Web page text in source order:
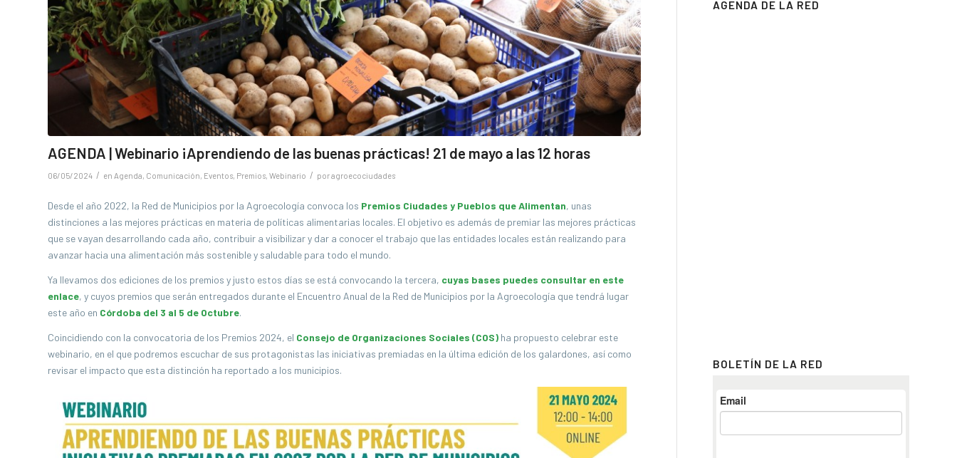
AGENDA | Webinario ¡Aprendiendo de las buenas prácticas! 21 de mayo a las 12 horas
06/05/2024 / en Agenda Comunicación Eventos Premios Webinario / poragroecociudades
Desde el año 2022, la Red de Municipios por la Agroecología convoca los Premios Ciudades y Pueblos que Alimentan, unas
distinciones a las mejores prácticas en materia de políticas alimentarias locales. El objetivo es además de premiar las mejores prácticas
que se vayan desarrollando cada año, contribuir a visibilizar y dar a conocer el trabajo que las entidades locales están realizando para
avanzar hacia una alimentación más sostenible y saludable para todo el mundo.
Ya llevamos dos ediciones de los premios y justo estos días se está convocando la tercera, cuyas bases puedes consultar en este
enlace, y cuyos premios que serán entregados durante el Encuentro Anual de la Red de Municipios por la Agroecología que tendrá lugar
este año en Córdoba del 3 al 5 de Octubre.
Coincidiendo con la convocatoria de los Premios 2024, el Consejo de Organizaciones Sociales (COS) ha propuesto celebrar este
webinario, en el que podremos escuchar de sus protagonistas las iniciativas premiadas en la última edición de los galardones, así como
revisar el impacto que esta distinción ha reportado a los municipios.
AGENDA DE LA RED
BOLETÍN DE LA RED